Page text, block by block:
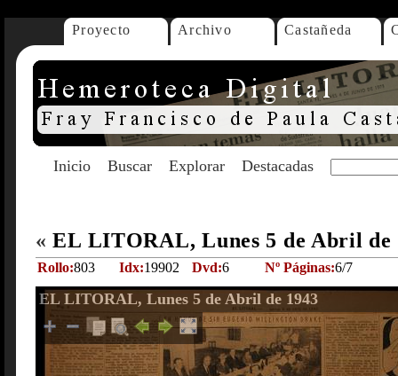
Proyecto Archivo Castañeda
Inicio Buscar Explorar Destacadas
« EL LITORAL, Lunes 5 de Abril de
Rollo:803 Idx:19902 Dvd:6 Nº Páginas:6/7
EL LITORAL, Lunes 5 de Abril de 1943